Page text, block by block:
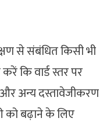
से संबंधित किसी भी
कि वार्ड स्तर पर
और अन्य दस्तावेजीकरण
को बढ़ाने के लिए